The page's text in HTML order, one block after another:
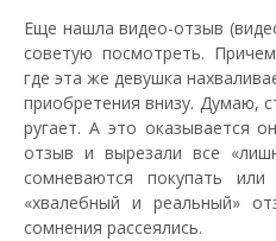
Еще нашла видео-отзыв
советую посмотреть.
где эта же девушка
приобретения внизу. Думаю,
ругает. А это оказывается
отзыв и вырезали все
сомневаются покупать
«хвалебный и реальный»
сомнения рассеялись.